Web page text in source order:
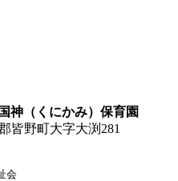
（くにかみ）保育園
皆野町大字大渕281
会